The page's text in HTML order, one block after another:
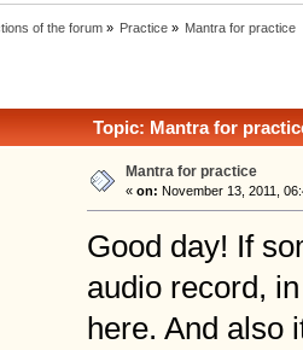
of the forum» Practice» Mantra for practice
Topic: Mantra for
Mantra for practice
« on: November 13, 2011,
Good day! If
audio record,
here. And also